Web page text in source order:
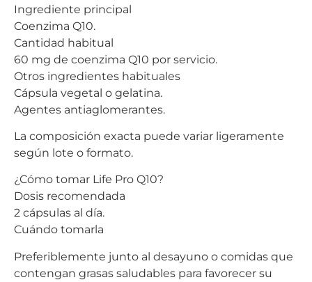
Ingrediente principal
Coenzima Q10.
Cantidad habitual
60 mg de coenzima Q10 por servicio.
Otros ingredientes habituales
Cápsula vegetal o gelatina.
Agentes antiaglomerantes.
La composición exacta puede variar ligeramente
según lote o formato.
¿Cómo tomar Life Pro Q10?
Dosis recomendada
2 cápsulas al día.
Cuándo tomarla
Preferiblemente junto al desayuno o comidas que
contengan grasas saludables para favorecer su